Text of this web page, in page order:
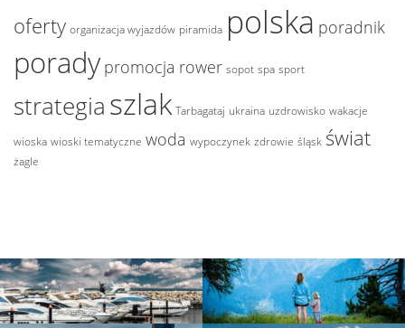
oferty organizacja wyjazdów piramida polska poradnik
porady promocja rower sopot spa sport
strategia szlak Tarbagataj ukraina uzdrowisko wakacje
wioska wioski tematyczne woda wypoczynek zdrowie śląsk świat
żagle